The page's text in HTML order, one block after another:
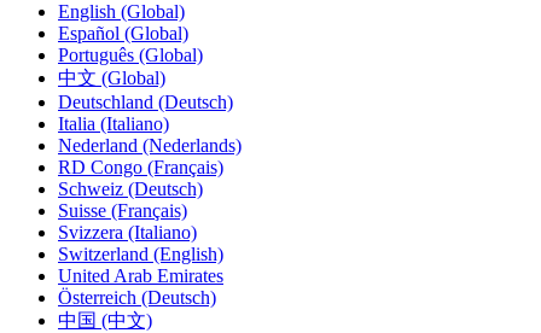
English (Global)
Español (Global)
Português (Global)
中文 (Global)
Deutschland (Deutsch)
Italia (Italiano)
Nederland (Nederlands)
RD Congo (Français)
Schweiz (Deutsch)
Suisse (Français)
Svizzera (Italiano)
Switzerland (English)
United Arab Emirates
Österreich (Deutsch)
中国 (中文)